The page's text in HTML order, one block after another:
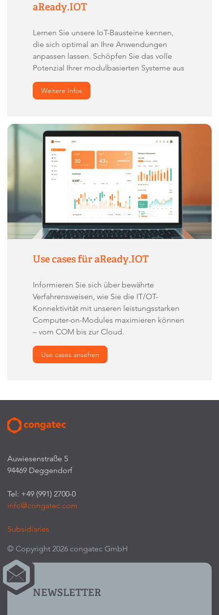
aReady.IOT
Lernen Sie unsere IoT-Bausteine kennen,
die sich optimal an Ihre Anwendungen
anpassen lassen. Schöpfen Sie das volle
Potenzial Ihrer modulbasierten Systeme aus
Weitere Infos
Use cases für aReady.IOT
Informieren Sie sich über bewährte
Verfahrensweisen, wie Sie die IT/OT-
Konnektivität mit unseren leistungsstarken
Computer-on-Modules maximieren können
– vom COM bis zur Cloud.
Use cases ansehen
Auwiesenstraße 5
94469 Deggendorf
Tel: +49 (991) 2700-0
info@congatec.com
Subsidiaries
© Copyright 2026 congatec GmbH
NEWSLETTER